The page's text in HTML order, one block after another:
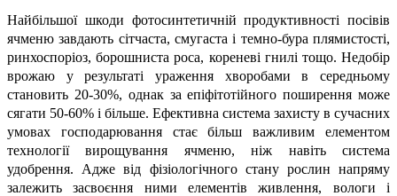
Найбільшої шкоди фотосинтетичній продуктивності посівів
ячменю завдають сітчаста, смугаста і темно-бура плямистості,
ринхоспоріоз, борошниста роса, кореневі гнилі тощо. Недобір
врожаю у результаті ураження хворобами в середньому
становить 20-30%, однак за епіфітотійного поширення може
сягати 50-60% і більше. Ефективна система захисту в сучасних
умовах господарювання стає більш важливим елементом
технології вирощування ячменю, ніж навіть система
удобрення. Адже від фізіологічного стану рослин напряму
залежить засвоєння ними елементів живлення, вологи і